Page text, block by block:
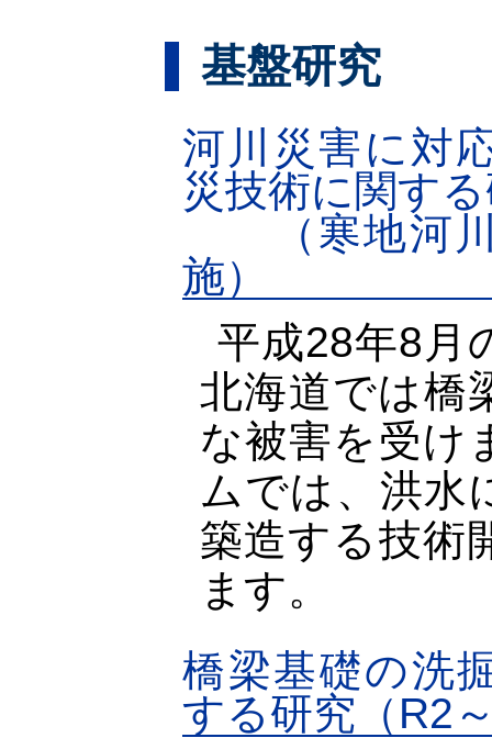
基盤研究
河川災害に対
災技術に関す
（寒地河川
施）
平成28年8月
北海道では橋
な被害を受け
ムでは、洪水
築造する技術
ます。
橋梁基礎の洗
する研究（R2